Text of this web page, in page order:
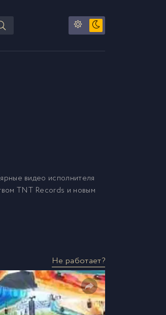
видео исполнителя
TNT Records и новым
Не работает?